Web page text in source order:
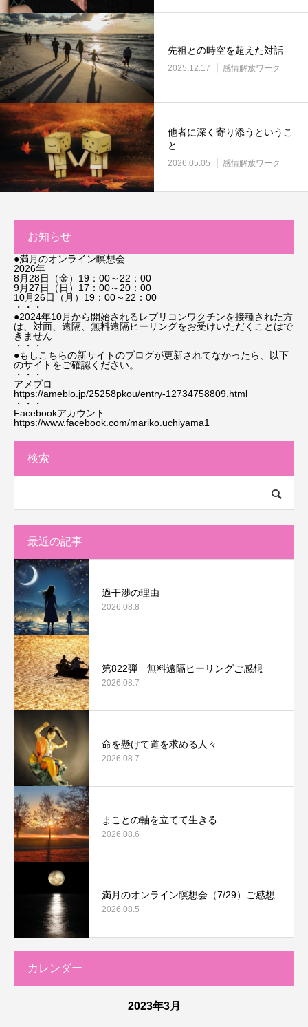
先祖との時空を超えた対話
2025.12.17 感情解放ワーク
他者に深く寄り添うというこ
と
2026.05.05 感情解放ワーク
お知らせ
●満月のオンライン瞑想会
2026年
8月28日（金）19：00～22：00
9月27日（日）17：00～20：00
10月26日（月）19：00～22：00
・・・
●2024年10月から開始されるレプリコンワクチンを接種された方
は、対面、遠隔、無料遠隔ヒーリングをお受けいただくことはで
きません
・・・
●もしこちらの新サイトのブログが更新されてなかったら、以下
のサイトをご確認ください。
・・・
アメブロ
https://ameblo.jp/25258pkou/entry-12734758809.html
・・・
Facebookアカウント
https://www.facebook.com/mariko.uchiyama1
検索
最近の記事
過干渉の理由
2026.08.8
第822弾 無料遠隔ヒーリングご感想
2026.08.7
命を懸けて道を求める人々
2026.08.7
まことの軸を立てて生きる
2026.08.6
満月のオンライン瞑想会（7/29）ご感想
2026.08.5
カレンダー
2023年3月